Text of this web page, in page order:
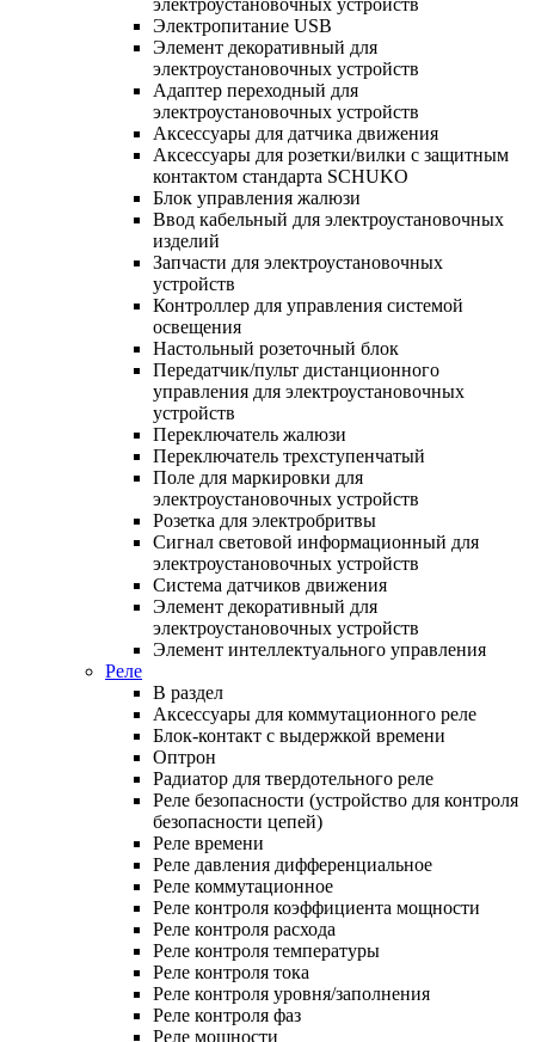
Электропитание USB
Элемент декоративный для
электроустановочных устройств
Адаптер переходный для
электроустановочных устройств
Аксессуары для датчика движения
Аксессуары для розетки/вилки с защитным
контактом стандарта SCHUKO
Блок управления жалюзи
Ввод кабельный для электроустановочных
изделий
Запчасти для электроустановочных
устройств
Контроллер для управления системой
освещения
Настольный розеточный блок
Передатчик/пульт дистанционного
управления для электроустановочных
устройств
Переключатель жалюзи
Переключатель трехступенчатый
Поле для маркировки для
электроустановочных устройств
Розетка для электробритвы
Сигнал световой информационный для
электроустановочных устройств
Система датчиков движения
Элемент декоративный для
электроустановочных устройств
Элемент интеллектуального управления
Реле
В раздел
Аксессуары для коммутационного реле
Блок-контакт с выдержкой времени
Оптрон
Радиатор для твердотельного реле
Реле безопасности (устройство для контроля
безопасности цепей)
Реле времени
Реле давления дифференциальное
Реле коммутационное
Реле контроля коэффициента мощности
Реле контроля расхода
Реле контроля температуры
Реле контроля тока
Реле контроля уровня/заполнения
Реле контроля фаз
Реле мощности